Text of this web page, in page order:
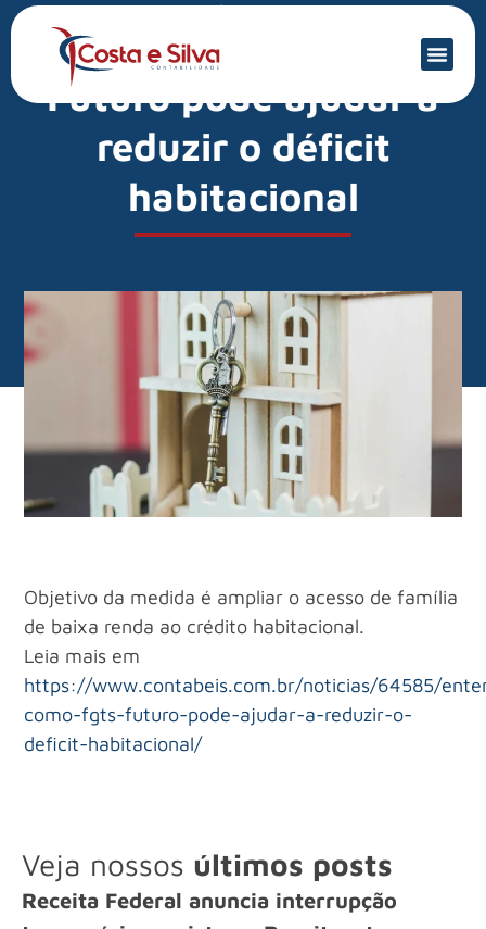
Mercado Financeiro
Entenda como FGTS
Futuro pode ajudar a
reduzir o déficit
habitacional
Objetivo da medida é ampliar o acesso de família
de baixa renda ao crédito habitacional.
Leia mais em
https://www.contabeis.com.br/noticias/64585/
como-fgts-futuro-pode-ajudar-a-reduzir-o-
deficit-habitacional/
Veja nossos últimos posts
Receita Federal anuncia interrupção